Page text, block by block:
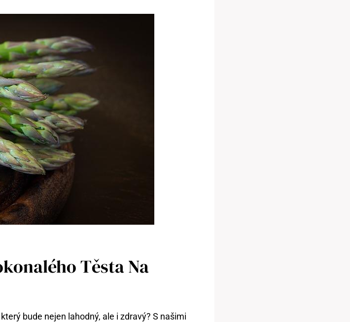
Těsta Na
bude nejen lahodný, ale i zdravý? S našimi